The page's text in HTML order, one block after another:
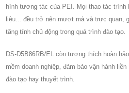
hình tương tác của PEI. Mọi thao tác trình
liệu... đều trở nên mượt mà và trực quan,
tăng tính chủ động trong quá trình đào tạo.
DS-D5B86RB/EL còn tương thích hoàn
mềm doanh nghiệp, đảm bảo vận hành
đào tạo hay thuyết trình.